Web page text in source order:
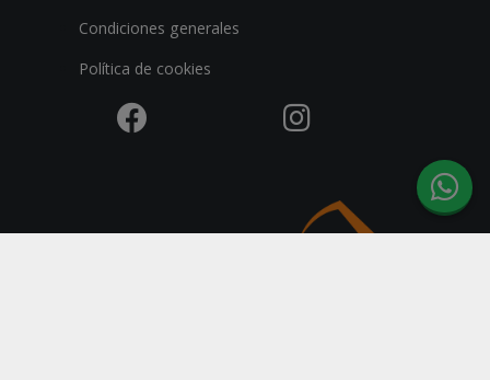
Condiciones generales
Política de cookies